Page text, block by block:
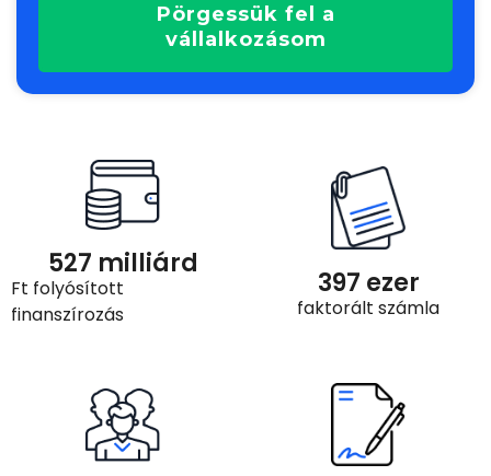
Pörgessük fel a
vállalkozásom
Ft folyósított
finanszírozás
527 milliárd
faktorált számla
397 ezer